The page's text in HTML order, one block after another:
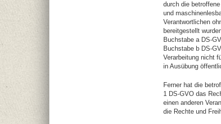
durch die
und
Verantwortlichen
bereitgestellt
Buchstabe a DS-
Buchstabe b DS-
Verarbeitung nicht
in Ausübung
Ferner hat die
1 DS-GVO das
einen anderen
die Rechte und